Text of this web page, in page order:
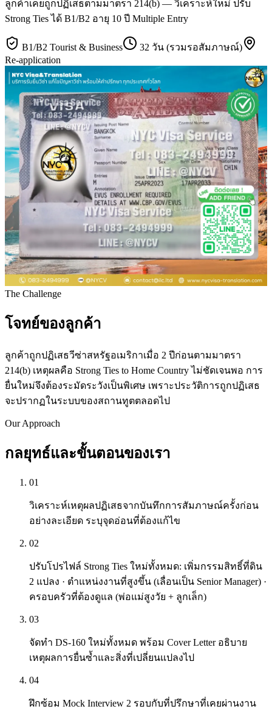
ลูกค้าเคยถูกปฏิเสธตามมาตรา 214(b) — วิเคราะห์ใหม่ ปรับ
Strong Ties ได้ B1/B2 อายุ 10 ปี Multiple Entry
B1/B2 Tourist & Business
32 วัน (รวมรอสัมภาษณ์)
Re-application
The Challenge
โจทย์ของลูกค้า
ลูกค้าถูกปฏิเสธวีซ่าสหรัฐอเมริกาเมื่อ 2 ปีก่อนตามมาตรา
214(b) เหตุผลคือ Strong Ties to Home Country ไม่ชัดเจนพอ การ
ยื่นใหม่จึงต้องระมัดระวังเป็นพิเศษ เพราะประวัติการถูกปฏิเสธ
จะปรากฏในระบบของสถานทูตตลอดไป
Our Approach
กลยุทธ์และขั้นตอนของเรา
01
วิเคราะห์เหตุผลปฏิเสธจากบันทึกการสัมภาษณ์ครั้งก่อน
อย่างละเอียด ระบุจุดอ่อนที่ต้องแก้ไข
02
ปรับโปรไฟล์ Strong Ties ใหม่ทั้งหมด: เพิ่มกรรมสิทธิ์ที่ดิน
2 แปลง · ตำแหน่งงานที่สูงขึ้น (เลื่อนเป็น Senior Manager) ·
ครอบครัวที่ต้องดูแล (พ่อแม่สูงวัย + ลูกเล็ก)
03
จัดทำ DS-160 ใหม่ทั้งหมด พร้อม Cover Letter อธิบาย
เหตุผลการยื่นซ้ำและสิ่งที่เปลี่ยนแปลงไป
04
ฝึกซ้อม Mock Interview 2 รอบกับที่ปรึกษาที่เคยผ่านงาน